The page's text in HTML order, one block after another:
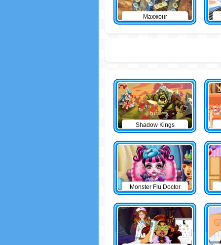
Махжонг
Shadow Kings
Monster Flu Doctor